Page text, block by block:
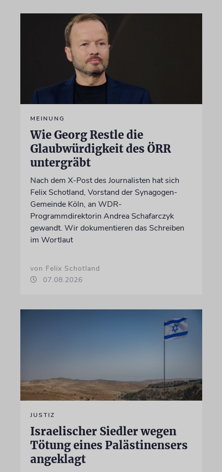
MEINUNG
Wie Georg Restle die
Glaubwürdigkeit des ÖRR
untergräbt
Nach dem X-Post des Journalisten hat sich
Felix Schotland, Vorstand der Synagogen-
Gemeinde Köln, an WDR-
Programmdirektorin Andrea Schafarczyk
gewandt. Wir dokumentieren das Schreiben
im Wortlaut
von Felix Schotland
07.08.2026
JUSTIZ
Israelischer Siedler wegen
Tötung eines Palästinensers
angeklagt